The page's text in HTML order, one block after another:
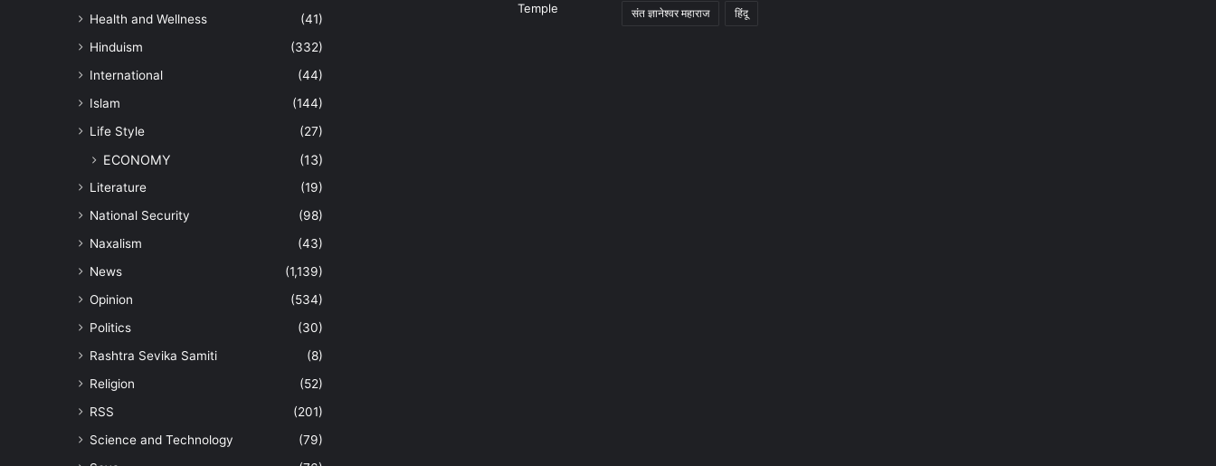
Health and Wellness
(41)
Hinduism
(332)
International
(44)
Islam
(144)
Life Style
(27)
ECONOMY (13)
Literature
(19)
National Security
(98)
Naxalism
(43)
News
(1,139)
Opinion
(534)
Politics
(30)
Rashtra Sevika Samiti
(8)
Religion
(52)
RSS
(201)
Science and Technology
(79)
संत ज्ञानेश्वर महाराज हिंदू